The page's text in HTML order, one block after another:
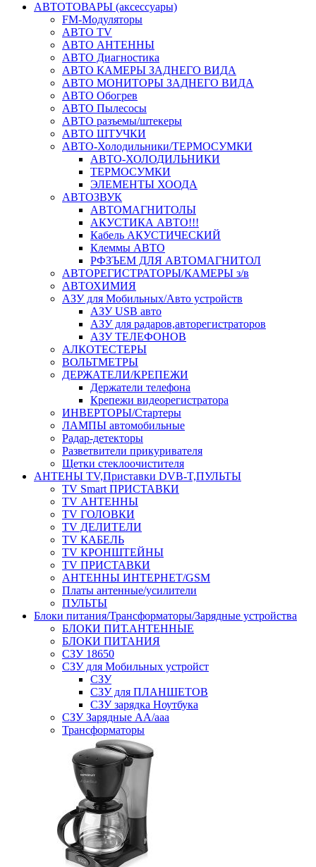
АВТОТОВАРЫ (аксессуары)
FM-Модуляторы
АВТО TV
АВТО АНТЕННЫ
АВТО Диагностика
АВТО КАМЕРЫ ЗАДНЕГО ВИДА
АВТО МОНИТОРЫ ЗАДНЕГО ВИДА
АВТО Обогрев
АВТО Пылесосы
АВТО разъемы/штекеры
АВТО ШТУЧКИ
АВТО-Холодильники/ТЕРМОСУМКИ
АВТО-ХОЛОДИЛЬНИКИ
ТЕРМОСУМКИ
ЭЛЕМЕНТЫ ХООДА
АВТОЗВУК
АВТОМАГНИТОЛЫ
АКУСТИКА АВТО!!!
Кабель АКУСТИЧЕСКИЙ
Клеммы АВТО
РФЗЪЕМ ДЛЯ АВТОМАГНИТОЛ
АВТОРЕГИСТРАТОРЫ/КАМЕРЫ з/в
АВТОХИМИЯ
АЗУ для Мобильных/Авто устройств
АЗУ USB авто
АЗУ для радаров,авторегистраторов
АЗУ ТЕЛЕФОНОВ
АЛКОТЕСТЕРЫ
ВОЛЬТМЕТРЫ
ДЕРЖАТЕЛИ/КРЕПЕЖИ
Держатели телефона
Крепежи видеорегистратора
ИНВЕРТОРЫ/Стартеры
ЛАМПЫ автомобильные
Радар-детекторы
Разветвители прикуривателя
Щетки стеклоочистителя
АНТЕНЫ ТV,Приставки DVB-T,ПУЛЬТЫ
TV Smart ПРИСТАВКИ
TV АНТЕННЫ
TV ГОЛОВКИ
TV ДЕЛИТЕЛИ
TV КАБЕЛЬ
TV КРОНШТЕЙНЫ
TV ПРИСТАВКИ
АНТЕННЫ ИНТЕРНЕТ/GSM
Платы антенные/усилители
ПУЛЬТЫ
Блоки питания/Трансформаторы/Зарядные устройства
БЛОКИ ПИТ.АНТЕННЫЕ
БЛОКИ ПИТАНИЯ
СЗУ 18650
СЗУ для Мобильных устройст
СЗУ
СЗУ для ПЛАНШЕТОВ
СЗУ зарядка Ноутбука
СЗУ Зарядные АА/ааа
Трансформаторы